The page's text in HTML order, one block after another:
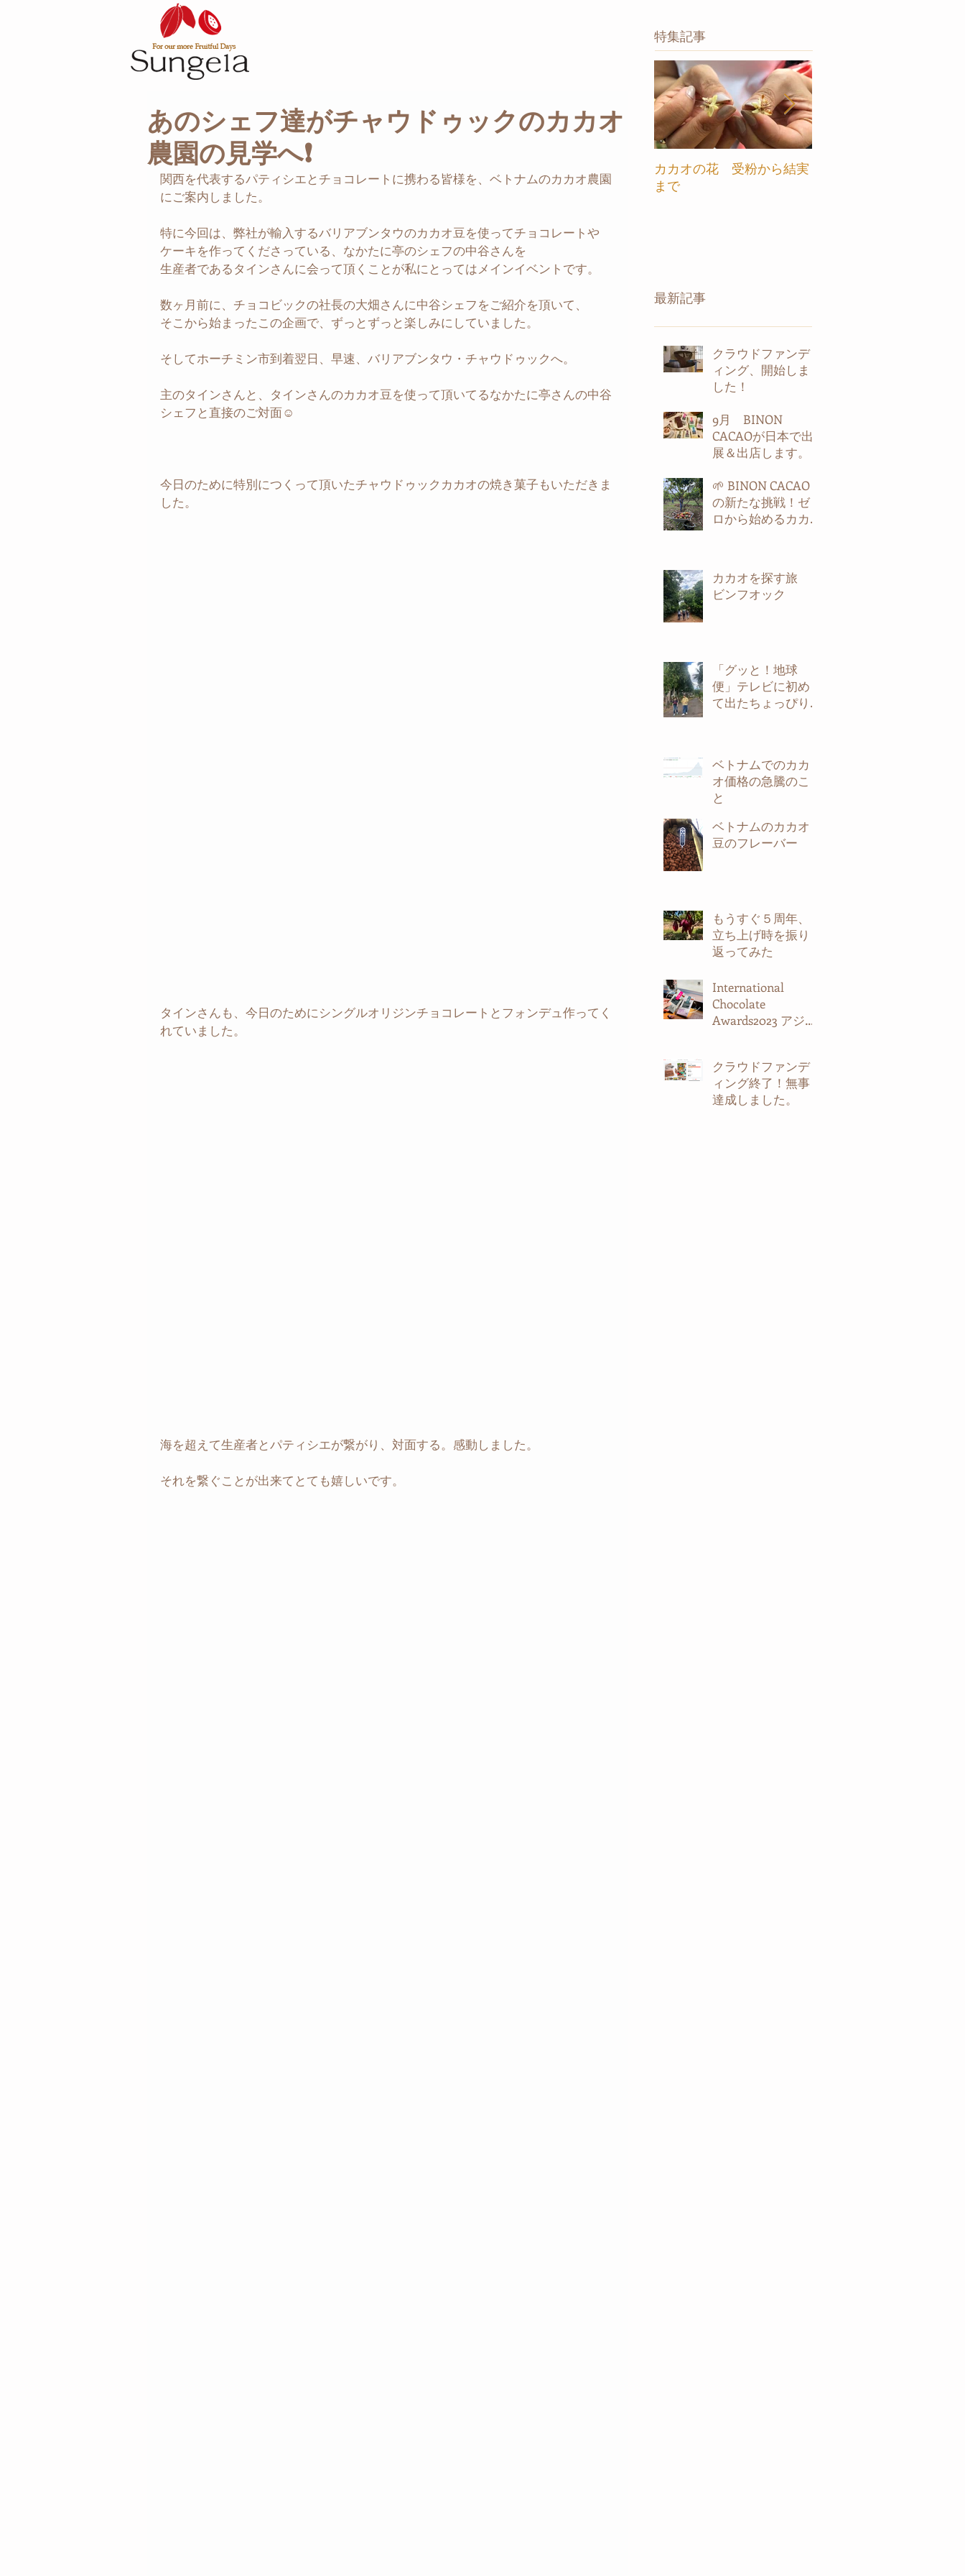
あのシェフ達がチャウドゥックのカカオ
農園の見学へ❗
関西を代表するパティシエとチョコレートに携わる皆様を、ベトナムのカカオ農園
にご案内しました。
特に今回は、弊社が輸入するバリアブンタウのカカオ豆を使ってチョコレートや
ケーキを作ってくださっている、なかたに亭のシェフの中谷さんを
生産者であるタインさんに会って頂くことが私にとってはメインイベントです。
数ヶ月前に、チョコビックの社長の大畑さんに中谷シェフをご紹介を頂いて、
そこから始まったこの企画で、ずっとずっと楽しみにしていました。
そしてホーチミン市到着翌日、早速、バリアブンタウ・チャウドゥックへ。
主のタインさんと、タインさんのカカオ豆を使って頂いてるなかたに亭さんの中谷
シェフと直接のご対面☺️
今日のために特別につくって頂いたチャウドゥックカカオの焼き菓子もいただきま
した。
タインさんも、今日のためにシングルオリジンチョコレートとフォンデュ作ってく
れていました。
海を超えて生産者とパティシエが繋がり、対面する。感動しました。
それを繋ぐことが出来てとても嬉しいです。
特集記事
カカオの花 受粉から結実
まで
最新記事
クラウドファンデ
ィング、開始しま
した！
9月 BINON
CACAOが日本で出
展＆出店します。
🌱 BINON CACAO
の新たな挑戦！ゼ
ロから始めるカカ
カカオを探す旅
ビンフオック
「グッと！地球
便」テレビに初め
て出たちょっぴり
ベトナムでのカカ
オ価格の急騰のこ
と
ベトナムのカカオ
豆のフレーバー
もうすぐ５周年、
立ち上げ時を振り
返ってみた
International
Chocolate
Awards2023 アジア
クラウドファンデ
ィング終了！無事
達成しました。